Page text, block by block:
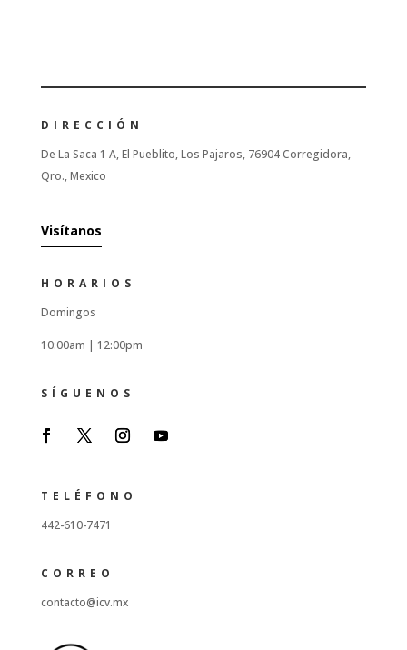
DIRECCIÓN
De La Saca 1 A, El Pueblito, Los Pajaros, 76904 Corregidora,
Qro., Mexico
Visítanos
HORARIOS
Domingos
10:00am | 12:00pm
SÍGUENOS
TELÉFONO
442-610-7471
CORREO
contacto@icv.mx